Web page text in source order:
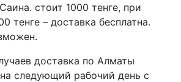
стоит 1000 тенге, при
тенге – доставка бесплатна.
доставка по Алматы
следующий рабочий день с